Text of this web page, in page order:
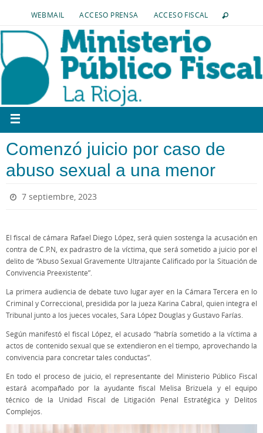
WEBMAIL ACCESO PRENSA ACCESO FISCAL
Comenzó juicio por caso de
abuso sexual a una menor
7 septiembre, 2023
El fiscal de cámara Rafael Diego López, será quien sostenga la acusación en
contra de C.P.N, ex padrastro de la víctima, que será sometido a juicio por el
delito de “Abuso Sexual Gravemente Ultrajante Calificado por la Situación de
Convivencia Preexistente”.
La primera audiencia de debate tuvo lugar ayer en la Cámara Tercera en lo
Criminal y Correccional, presidida por la jueza Karina Cabral, quien integra el
Tribunal junto a los jueces vocales, Sara López Douglas y Gustavo Farías.
Según manifestó el fiscal López, el acusado “habría sometido a la víctima a
actos de contenido sexual que se extendieron en el tiempo, aprovechando la
convivencia para concretar tales conductas”.
En todo el proceso de juicio, el representante del Ministerio Público Fiscal
estará acompañado por la ayudante fiscal Melisa Brizuela y el equipo
técnico de la Unidad Fiscal de Litigación Penal Estratégica y Delitos
Complejos.